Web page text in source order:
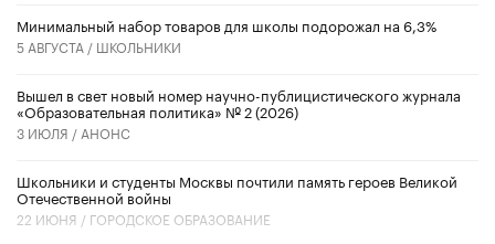
Минимальный набор товаров для школы подорожал на 6,3%
5 АВГУСТА / ШКОЛЬНИКИ
Вышел в свет новый номер научно-публицистического журнала
«Образовательная политика» № 2 (2026)
3 ИЮЛЯ / АНОНС
Школьники и студенты Москвы почтили память героев Великой
Отечественной войны
22 ИЮНЯ / ГОРОДСКОЕ ОБРАЗОВАНИЕ